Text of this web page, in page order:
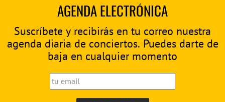
AGENDA ELECTRÓNICA
Suscríbete y recibirás en tu correo nuestra
agenda diaria de conciertos. Puedes darte de
baja en cualquier momento